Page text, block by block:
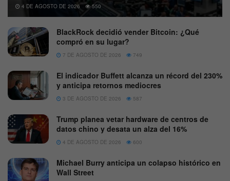
4 DE AGOSTO DE 2026 550
BlackRock decidió vender Bitcoin: ¿Qué
compró en su lugar?
7 DE AGOSTO DE 2026 749
El indicador Buffett alcanza un récord del 230%
y anticipa retornos mediocres
3 DE AGOSTO DE 2026 587
Trump planea vetar hardware de centros de
datos chino y desata un alza del 16%
4 DE AGOSTO DE 2026 600
Michael Burry anticipa un colapso histórico en
Wall Street